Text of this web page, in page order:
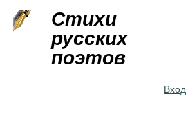
Стихи
русских
поэтов
Вход